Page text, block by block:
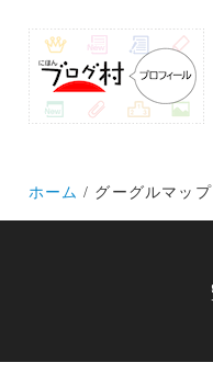
ホーム グーグルマップ